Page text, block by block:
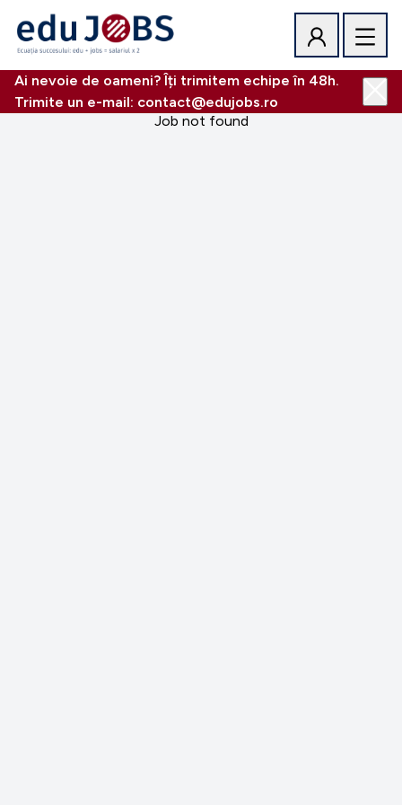
Ai nevoie de oameni? Îți trimitem echipe în 48h.
Trimite un e-mail: contact@edujobs.ro
Job not found